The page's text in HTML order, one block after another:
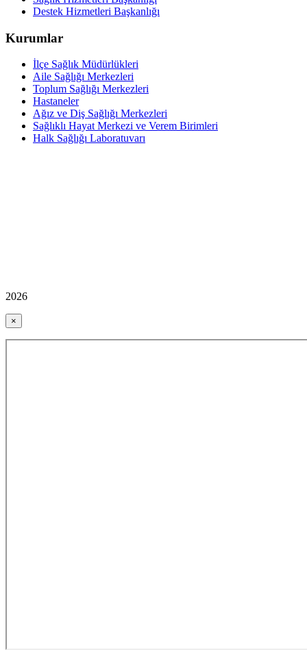
Destek Hizmetleri Başkanlığı
Kurumlar
İlçe Sağlık Müdürlükleri
Aile Sağlığı Merkezleri
Toplum Sağlığı Merkezleri
Hastaneler
Ağız ve Diş Sağlığı Merkezleri
Sağlıklı Hayat Merkezi ve Verem Birimleri
Halk Sağlığı Laboratuvarı
2026
×